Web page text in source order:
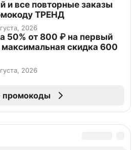
и все повторные заказы
ТРЕНД
2026
50% от 800 ₽ на первый
максимальная скидка 600
2026
промокоды